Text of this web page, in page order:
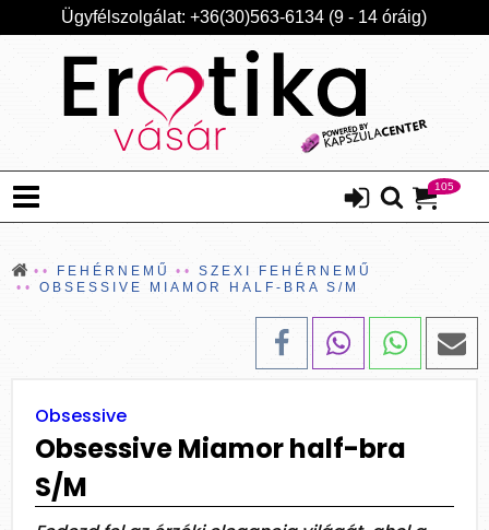
Ügyfélszolgálat: +36(30)563-6134 (9 - 14 óráig)
105
FEHÉRNEMŰ
SZEXI FEHÉRNEMŰ
OBSESSIVE MIAMOR HALF-BRA S/M
Obsessive
Obsessive Miamor half-bra
S/M